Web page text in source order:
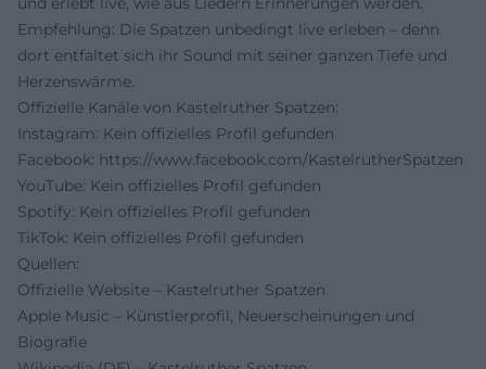
Empfehlung: Die Spatzen unbedingt live erleben – denn
dort entfaltet sich ihr Sound mit seiner ganzen Tiefe und
Herzenswärme.
Offizielle Kanäle von Kastelruther Spatzen:
Instagram: Kein offizielles Profil gefunden
Facebook: https://www.facebook.com/KastelrutherSpatzen
YouTube: Kein offizielles Profil gefunden
Spotify: Kein offizielles Profil gefunden
TikTok: Kein offizielles Profil gefunden
Quellen:
Offizielle Website – Kastelruther Spatzen
Apple Music – Künstlerprofil, Neuerscheinungen und
Biografie